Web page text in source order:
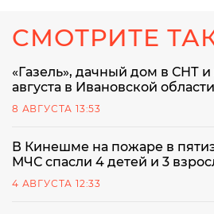
СМОТРИТЕ
«Газель», дачный дом в СНТ
августа в Ивановской области
8 АВГУСТА 13:53
В Кинешме на пожаре в
МЧС спасли 4 детей и 3
4 АВГУСТА 12:33